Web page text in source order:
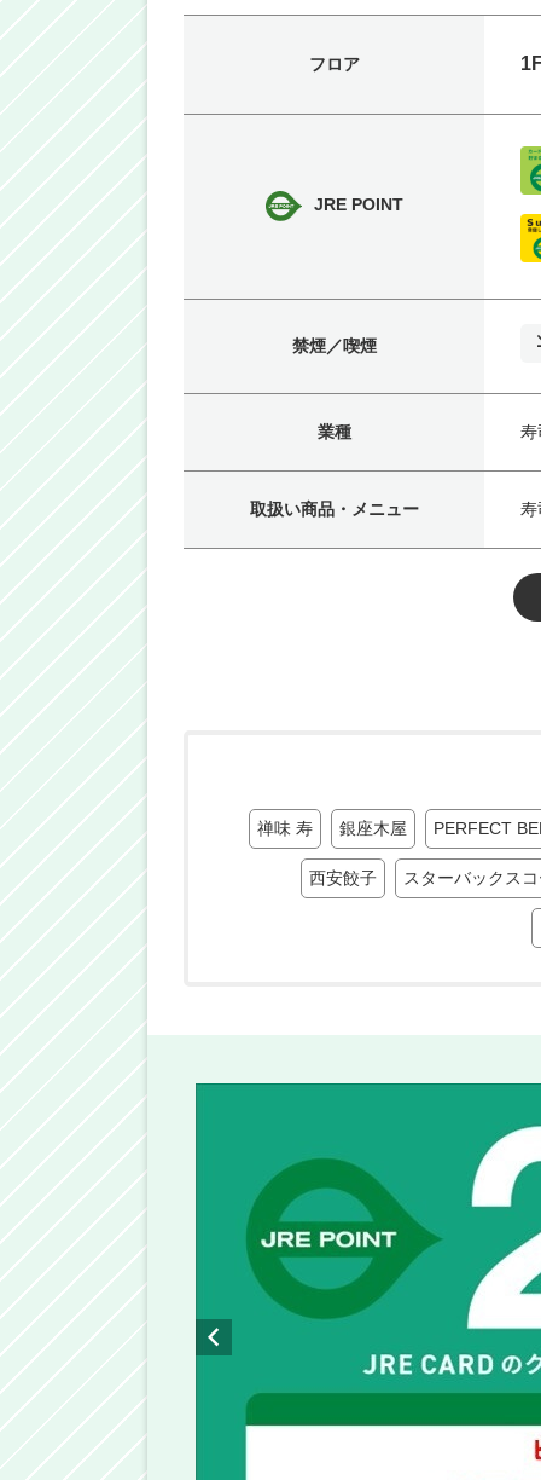
フロア
JRE POINT
禁煙／喫煙
業種 寿
取扱い商品・メニュー 寿
禅味 寿 銀座木屋 PERFECT
西安餃子 スターバックス